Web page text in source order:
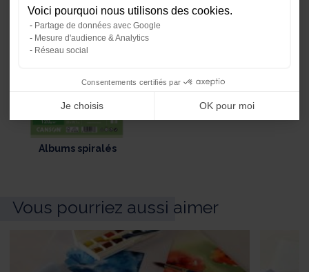
Albums spiralés
Vous pourriez aussi aimer
Voici pourquoi nous utilisons des cookies.
Partage de données avec Google
Mesure d'audience & Analytics
Réseau social
Consentements certifiés par
Je choisis OK pour moi
Notre plateforme vous permet